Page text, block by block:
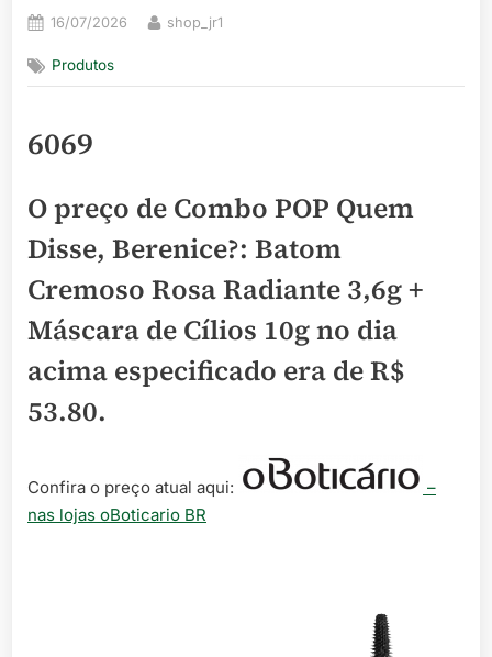
Posted
16/07/2026 By
shop_jr1
Produtos
6069
O preço de Combo POP Quem
Disse, Berenice?: Batom
Cremoso Rosa Radiante 3,6g +
Máscara de Cílios 10g no dia
acima especificado era deR$
53.80.
Confira o preço atual aqui:
–
nas lojas oBoticario BR